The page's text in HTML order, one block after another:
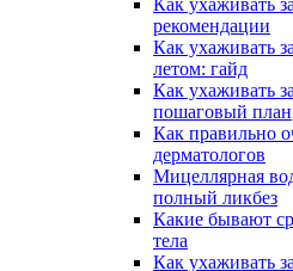
Как ухаживать
рекомендации
Как ухаживать
летом: гайд
Как ухаживать
пошаговый план
Как правильно
дерматологов
Мицеллярная
полный ликбез
Какие бывают
тела
Как ухаживать